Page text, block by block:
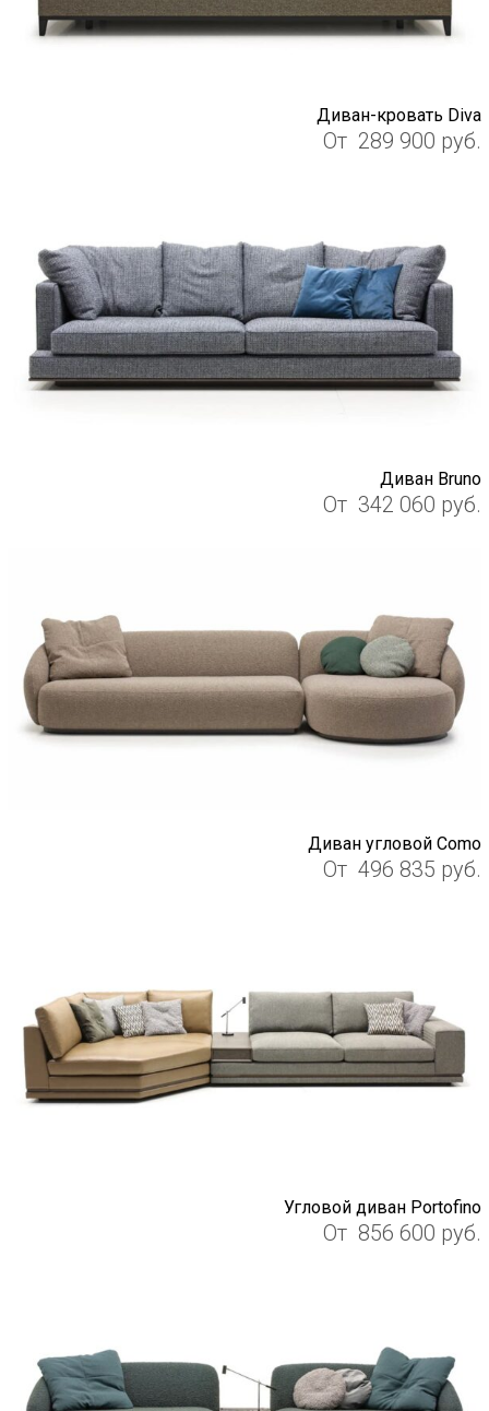
Диван-кровать Diva
От 289 900 руб.
Диван Bruno
От 342 060 руб.
Диван угловой Como
От 496 835 руб.
Угловой диван Portofino
От 856 600 руб.